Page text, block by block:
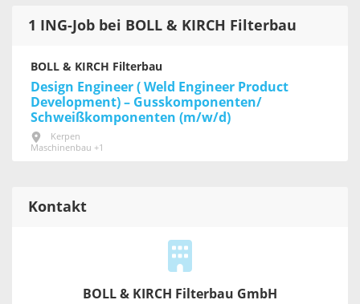
1 ING-Job bei BOLL & KIRCH Filterbau
BOLL & KIRCH Filterbau
Design Engineer ( Weld Engineer Product
Development) – Gusskomponenten/
Schweißkomponenten (m/w/d)
Kerpen
Maschinenbau +1
Kontakt
BOLL & KIRCH Filterbau GmbH